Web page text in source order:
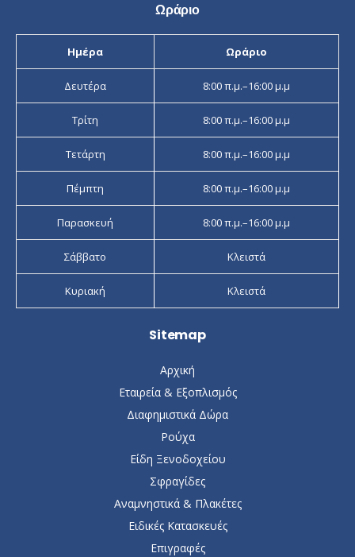
Ωράριο
Ημέρα Ωράριο
Δευτέρα 8:00 π.μ.–16:00 μ.μ
Τρίτη 8:00 π.μ.–16:00 μ.μ
Τετάρτη 8:00 π.μ.–16:00 μ.μ
Πέμπτη 8:00 π.μ.–16:00 μ.μ
Παρασκευή 8:00 π.μ.–16:00 μ.μ
Σάββατο Κλειστά
Κυριακή Κλειστά
Sitemap
Αρχική
Εταιρεία & Εξοπλισμός
Διαφημιστικά Δώρα
Ρούχα
Είδη Ξενοδοχείου
Σφραγίδες
Αναμνηστικά & Πλακέτες
Ειδικές Κατασκευές
Επιγραφές